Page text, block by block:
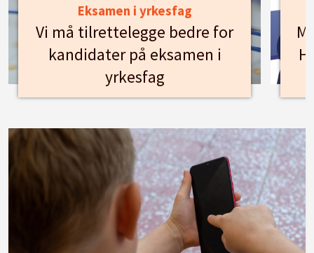
Eksamen i yrkesfag
Vi må tilrettelegge bedre for
kandidater på eksamen i
yrkesfag